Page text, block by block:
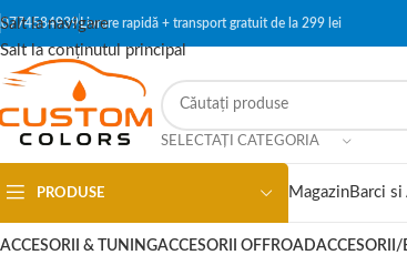
Salt la navigare
Salt la conținutul principal
0774584939Livrare rapidă + transport gratuit de la 299 lei
SELECTAȚI CATEGORIA
PRODUSE MagazinBarci
ACCESORII & TUNINGACCESORII OFFROAD